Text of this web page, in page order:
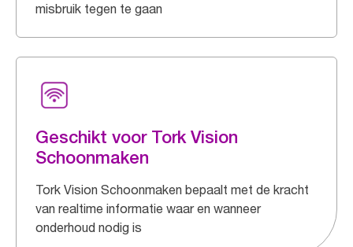
misbruik tegen te gaan
Geschikt voor Tork Vision
Schoonmaken
Tork Vision Schoonmaken bepaalt met de kracht
van realtime informatie waar en wanneer
onderhoud nodig is